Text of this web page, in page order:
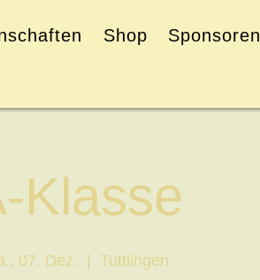
Shop Sponsoren
Klasse
07. Dez. Tuttlingen